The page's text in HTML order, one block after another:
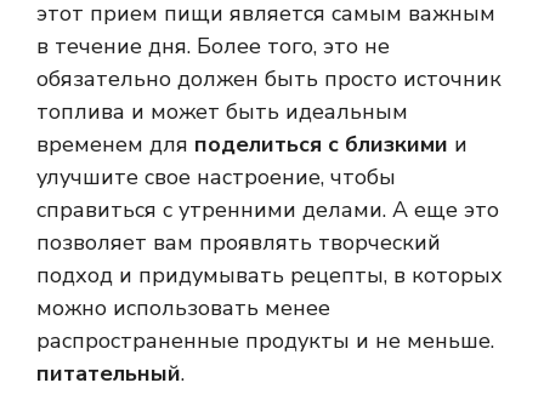
этот прием пищи является самым важным
в течение дня. Более того, это не
обязательно должен быть просто источник
топлива и может быть идеальным
временем для поделиться с близкими и
улучшите свое настроение, чтобы
справиться с утренними делами. А еще это
позволяет вам проявлять творческий
подход и придумывать рецепты, в которых
можно использовать менее
распространенные продукты и не меньше.
питательный.